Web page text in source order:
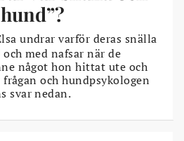
undrar varför deras snälla
med nafsar när de
något hon hittat ute och
och hundpsykologen
svar nedan.